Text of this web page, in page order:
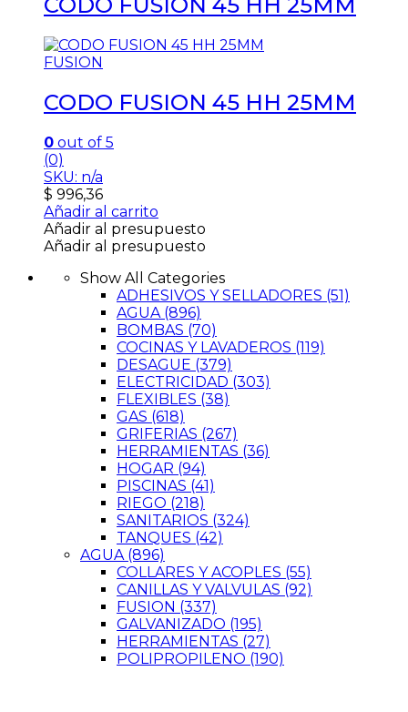
CODO FUSION 45 HH 25MM
FUSION
CODO FUSION 45 HH 25MM
0 out of 5
(0)
SKU: n/a
$ 996,36
Añadir al carrito
Añadir al presupuesto
Añadir al presupuesto
Show All Categories
ADHESIVOS Y SELLADORES (51)
AGUA (896)
BOMBAS (70)
COCINAS Y LAVADEROS (119)
DESAGUE (379)
ELECTRICIDAD (303)
FLEXIBLES (38)
GAS (618)
GRIFERIAS (267)
HERRAMIENTAS (36)
HOGAR (94)
PISCINAS (41)
RIEGO (218)
SANITARIOS (324)
TANQUES (42)
AGUA (896)
COLLARES Y ACOPLES (55)
CANILLAS Y VALVULAS (92)
FUSION (337)
GALVANIZADO (195)
HERRAMIENTAS (27)
POLIPROPILENO (190)